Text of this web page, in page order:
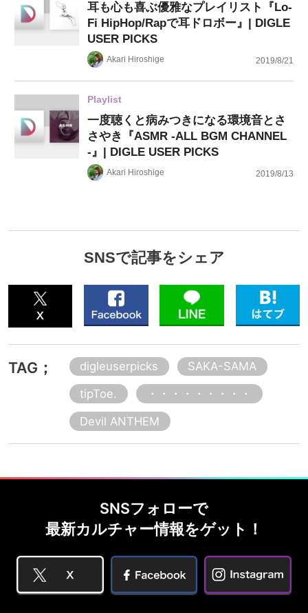
耳も心も喜ぶ優雅なプレイリスト『Lo-
Fi HipHop/Rapで耳ドロボー』| DIGLE
USER PICKS
Akari Hiroshige 2019/8/21
Playlist
一度聴くと病みつきになる環境音とさ
さやき『ASMR -ALL BGM CHANNEL
-』| DIGLE USER PICKS
Akari Hiroshige 2019/8/13
SNSで記事をシェア
TAG； digleuserpicks
SAKA-SAMA
tipToe.
・・・・・・・・・
Devil ANTHEM
SNSフォローで
最新カルチャー情報をゲット！